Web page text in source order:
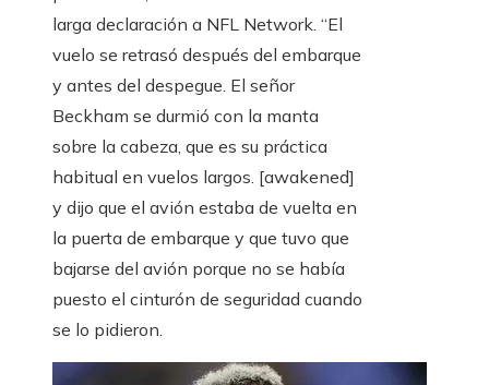
larga declaración a NFL Network. “El
vuelo se retrasó después del embarque
y antes del despegue. El señor
Beckham se durmió con la manta
sobre la cabeza, que es su práctica
habitual en vuelos largos. [awakened]
y dijo que el avión estaba de vuelta en
la puerta de embarque y que tuvo que
bajarse del avión porque no se había
puesto el cinturón de seguridad cuando
se lo pidieron.